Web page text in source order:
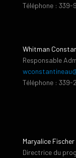
Téléphone : 339-
Whitman
Responsable
Téléphone :
Maryalice Fischer
Directrice du